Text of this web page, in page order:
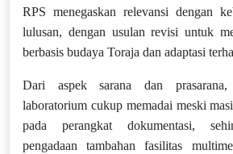
RPS menegaskan relevansi dengan
lulusan, dengan usulan revisi untuk
berbasis budaya Toraja dan adaptasi
Dari aspek sarana dan
laboratorium cukup memadai meski
pada perangkat dokumentasi,
pengadaan tambahan fasilitas